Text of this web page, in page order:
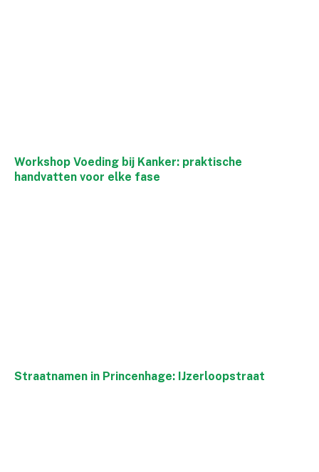
Workshop Voeding bij Kanker: praktische
handvatten voor elke fase
Straatnamen in Princenhage: IJzerloopstraat